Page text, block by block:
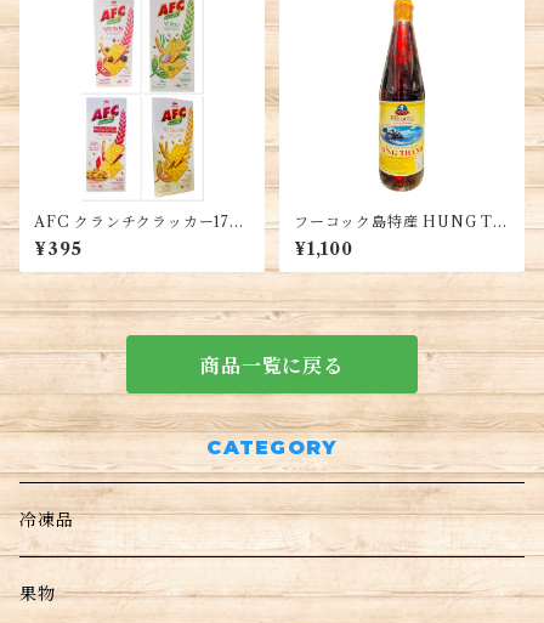
AFC クランチクラッカー172
G(8袋入り)・AFC Bánh Cra
cker 172G (8 gói nhỏ)
¥395
フーコック島特産 HUNG TH
ANH 魚醤 ナンプラー650ml
1本
¥1,100
商品一覧に戻る
CATEGORY
冷凍品
果物